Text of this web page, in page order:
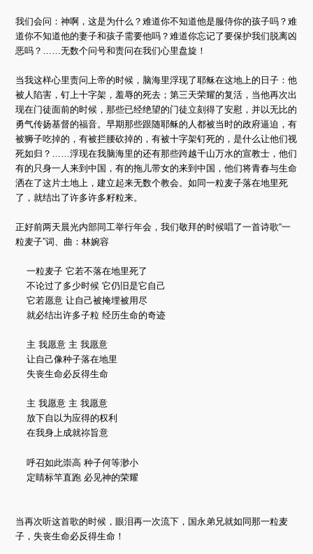
我们会问：神啊，这是为什么？难道你不知道他是服侍你的孩子吗？难
道你不知道他的妻子和孩子需要他吗？难道你忘记了要保护我们脱离凶
恶吗？……无数个问号和责问在我们心里盘旋！
当我这样心里责问上帝的时候，脑海里浮现了耶稣在这地上的日子：他
被人陷害，钉上十字架，羞辱的死去；第三天荣耀的复活，当他再次出
现在门徒面前的时候，那些已经绝望的门徒立刻得了安慰，并以无比的
勇气传扬基督的福音。早期那些跟随耶稣的人都被当时的政府逼迫，有
被狮子吃掉的，有被拦腰砍掉的，有被十字架钉死的，是什么让他们视
死如归？……浮现在我脑海里的还有那些跨越千山万水的宣教士，他们
有的只身一人来到中国，有的拖儿带女的来到中国，他们将青春与生命
洒在了这片土地上，建立起来无数个教会。如同一粒麦子落在地里死
了，就结出了许多许多籽粒来。
正好前两天晨光内部同工举行年会，我们敬拜的时候唱了一首诗歌“一
粒麦子”词、曲：林婉容
一粒麦子 它若不落在地里死了
不论过了多少时候 它仍旧是它自己
它若愿意 让自己被掩埋被用尽
就必结出许多子粒 经历生命的奇迹
主 我愿意 主 我愿意
让自己像种子落在地里
失丧生命必反得生命
主 我愿意 主 我愿意
放下自以为应得的权利
在我身上成就祢旨意
呼召如此崇高 种子何等渺小
定睛标竿直跑 必见神的荣耀
当再次听这首歌的时候，眼泪再一次流下，国永弟兄就如同那一粒麦
子，失丧生命必反得生命！